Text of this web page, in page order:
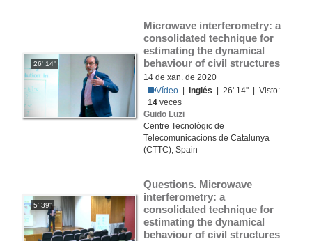
26' 14''
Microwave interferometry: a
consolidated technique for
estimating the dynamical
behaviour of civil structures
14 de xan. de 2020
Vídeo
Inglés | 26' 14'' | Visto:
14 veces
Guido Luzi
Centre Tecnològic de
Telecomunicacions de Catalunya
(CTTC), Spain
5' 39''
Questions. Microwave
interferometry: a
consolidated technique for
estimating the dynamical
behaviour of civil structures